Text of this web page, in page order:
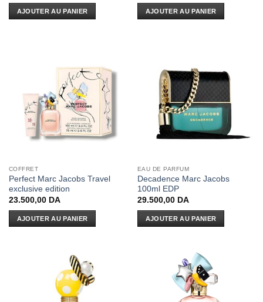
AJOUTER AU PANIER AJOUTER AU PANIER
COFFRET
Perfect Marc Jacobs Travel
exclusive edition
23.500,00 DA
AJOUTER AU PANIER
EAU DE PARFUM
Decadence Marc Jacobs
100ml EDP
29.500,00 DA
AJOUTER AU PANIER